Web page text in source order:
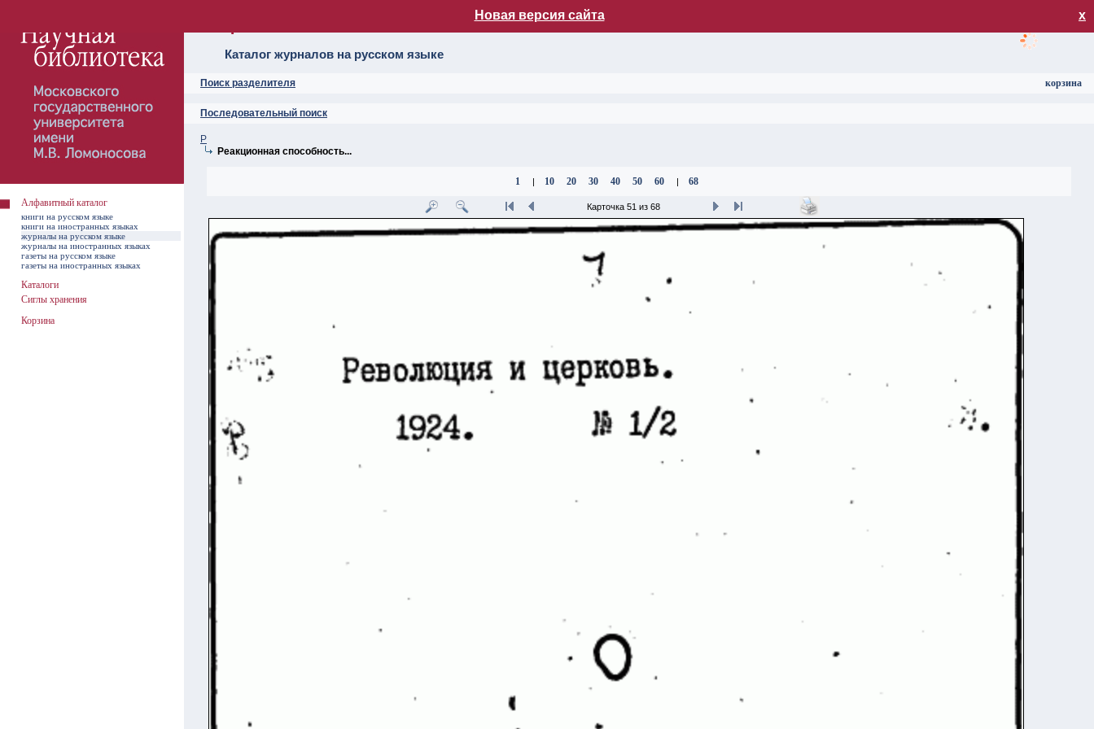
Новая версия сайта х
Каталог журналов на русском языке
Поиск разделителя
Последовательный поиск
корзина
Р
Реакционная способность...
1 | 10 20 30 40 50 60 | 68
Карточка 51 из 68
Алфавитный каталог
книги на русском языке
книги на иностранных языках
журналы на русском языке
журналы на иностранных языках
газеты на русском языке
газеты на иностранных языках
Каталоги
Сиглы хранения
Корзина